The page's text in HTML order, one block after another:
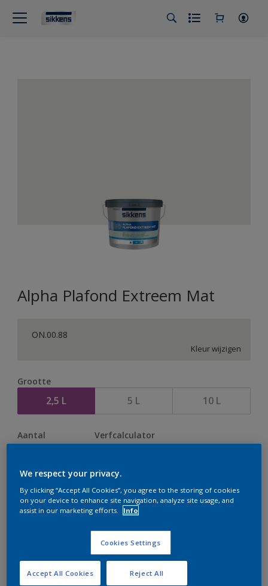
Alpha Plafond Extreem Mat
ON.00.88
Kleur wijzigen
Grootte
2,5 L 5 L 10 L
Aantal Verfcalculator
Op dit moment is het niet mogelijk dit product online
te bestellen. Houd de website in de gaten, we werken
We respect your privacy.
By clicking “Accept All Cookies”, you agree to the storing of cookies
on your device to enhance site navigation, analyze site usage, and
assist in our marketing efforts.
Info
Cookies Settings
Reject All
Accept All Cookies